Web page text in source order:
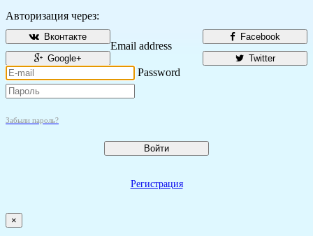
Авторизация через:
Facebook
Вконтакте
Twitter
Google+
Email address
Password
Забыли пароль?
Войти
Регистрация
×